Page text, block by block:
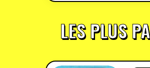
LES PLUS